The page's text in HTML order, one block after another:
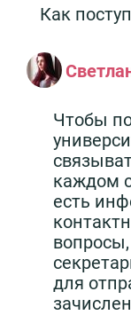
Как
Чтобы
каждом
есть
для